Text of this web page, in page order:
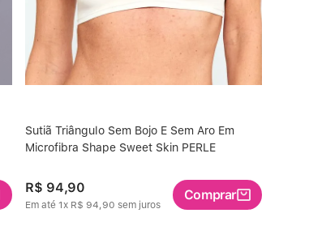
Sutiã Triângulo Sem Bojo E Sem Aro Em
Microfibra Shape Sweet Skin PERLE
R$ 94,90
Em até 1x R$ 94,90 sem juros
Comprar